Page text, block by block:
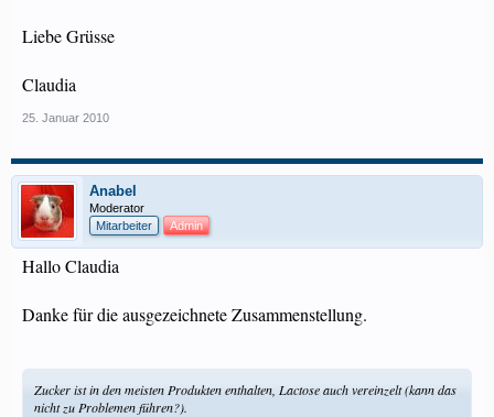
Liebe Grüsse
Claudia
25. Januar 2010
Anabel
Moderator
Mitarbeiter
Admin
Hallo Claudia
Danke für die ausgezeichnete Zusammenstellung.
Zucker ist in den meisten Produkten enthalten, Lactose auch vereinzelt (kann das
nicht zu Problemen führen?).